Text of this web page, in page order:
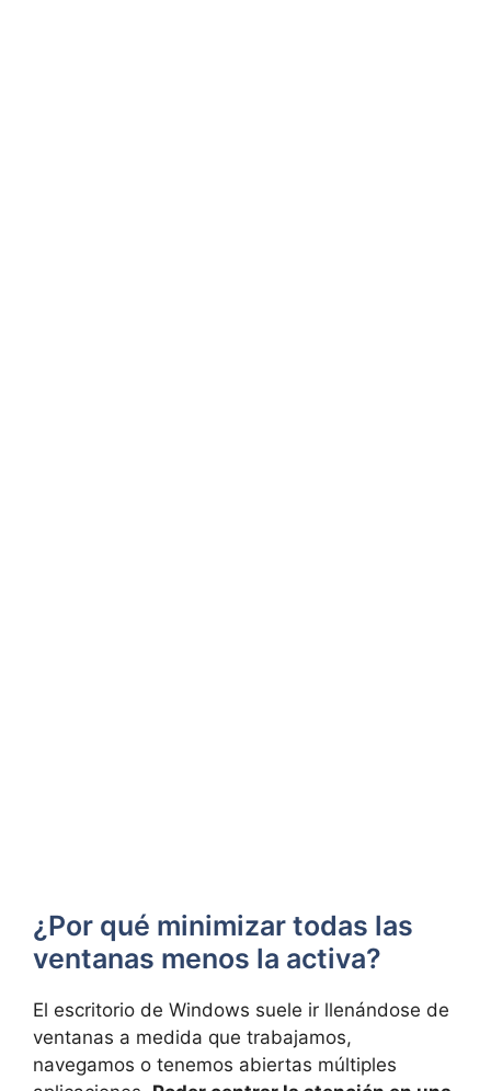
¿Por qué minimizar todas las
ventanas menos la activa?
El escritorio de Windows suele ir llenándose de
ventanas a medida que trabajamos,
navegamos o tenemos abiertas múltiples